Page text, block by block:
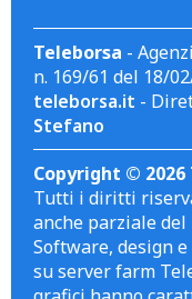
Teleborsa -
n. 169/61 del 18/
teleborsa.it -
Stefano
Copyright © 2026
Tutti i diritti
anche parziale
Software, design
su server farm